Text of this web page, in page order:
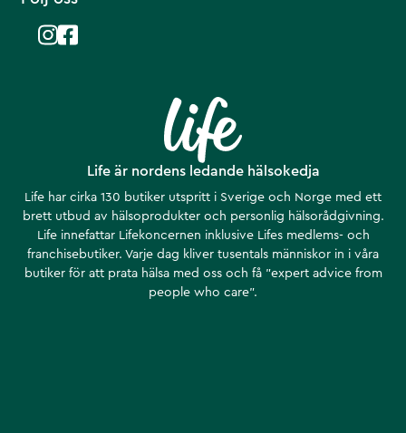
Life är nordens ledande hälsokedja
Life har cirka 130 butiker utspritt i Sverige och Norge med ett
brett utbud av hälsoprodukter och personlig hälsorådgivning.
Life innefattar Lifekoncernen inklusive Lifes medlems- och
franchisebutiker. Varje dag kliver tusentals människor in i våra
butiker för att prata hälsa med oss och få ”expert advice from
people who care”.